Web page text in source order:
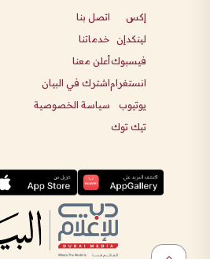
إكس
لينكدإن
فيسبوك
انستغرام
يوتيوب
تيك توك
اتصل بنا
خدماتنا
أعلن معنا
اشترك في البيان
سياسة الخصوصية